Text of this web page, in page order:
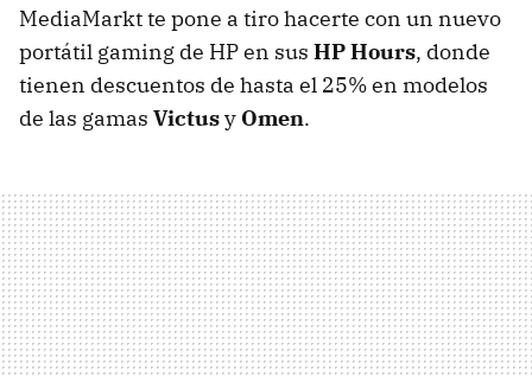
MediaMarkt te pone a tiro hacerte con un nuevo
portátil gaming de HP en sus HP Hours, donde
tienen descuentos de hasta el 25% en modelos
de las gamas Victusy Omen.